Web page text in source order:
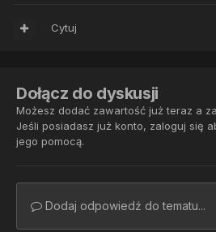
Cytuj
Dołącz do dyskusji
Możesz dodać zawartość już teraz a
Jeśli posiadasz już konto, zaloguj się
jego pomocą.
Dodaj odpowiedź do tematu...